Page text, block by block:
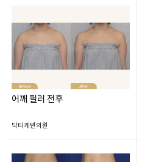
어깨 필러 전후
닥터케빈의원